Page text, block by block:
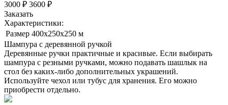
3000 ₽ 3600 ₽
Заказать
Характеристики:
Размер 400x250x250 м
Шампура с деревянной ручкой
Деревянные ручки практичные и красивые. Если выбирать
шампура с резными ручками, можно подавать шашлык на
стол без каких-либо дополнительных украшений.
Используйте чехол или тубус для хранения. Его можно
приобрести отдельно.